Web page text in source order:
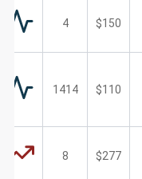
$150
4
$110
1414
$277
8